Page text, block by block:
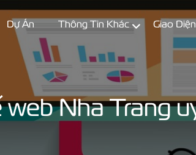
Dự Án Thông Tin Khác Giao Diện
Nha Trang